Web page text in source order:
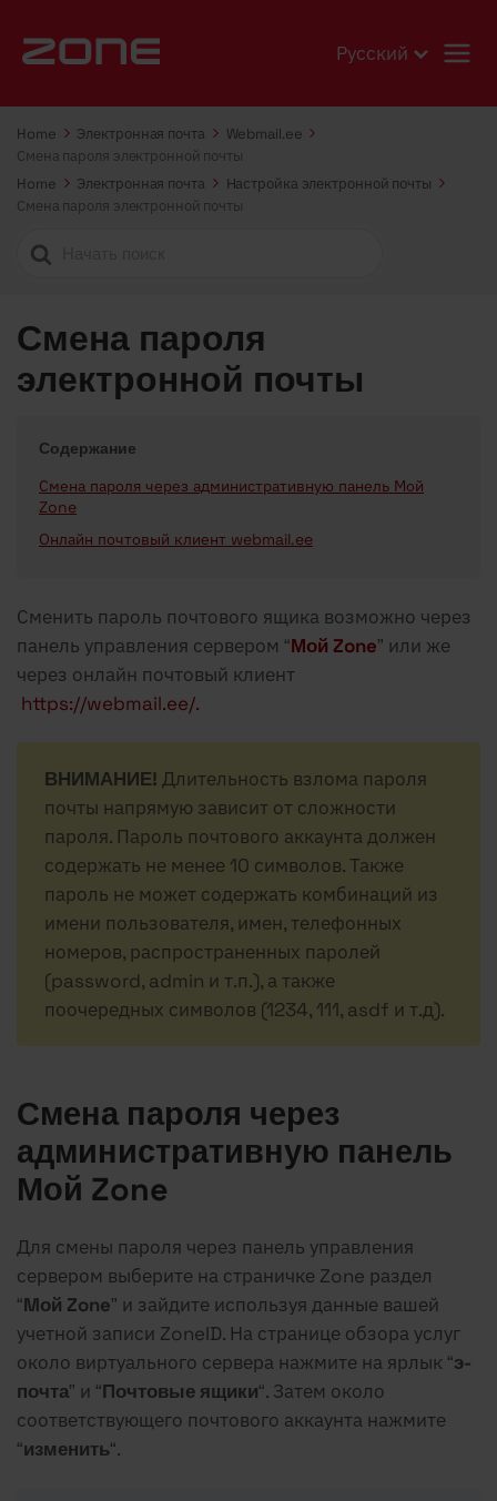
Русский
Home Электронная почта
Webmail.ee
Смена пароля электронной почты
Home
Электронная почта
Настройка электронной почты
Смена пароля электронной почты
Search
Смена пароля
электронной почты
Содержание
Смена пароля через административную панель Мой
Zone
Онлайн почтовый клиент webmail.ee
Сменить пароль почтового ящика возможно через
панель управления сервером “Мой Zone” или же
через онлайн почтовый клиент
https://webmail.ee/.
ВНИМАНИЕ! Длительность взлома пароля
почты напрямую зависит от сложности
пароля. Пароль почтового аккаунта должен
содержать не менее 10 символов. Также
пароль не может содержать комбинаций из
имени пользователя, имен, телефонных
номеров, распространенных паролей
(password, admin и т.п.), а также
поочередных символов (1234, 111, asdf и т.д).
Смена пароля через
административную панель
Мой Zone
Для смены пароля через панель управления
сервером выберите на страничке Zone раздел
“Mой Zone” и зайдите используя данные вашей
учетной записи ZoneID. На странице обзора услуг
около виртуального сервера нажмите на ярлык “э-
почта” и “Почтовые ящики“. Затем около
соответствующего почтового аккаунта нажмите
“изменить“.